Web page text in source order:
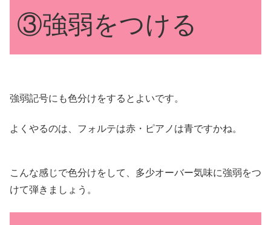
③強弱をつける
強弱記号にも色分けをするとよいです。
よくやるのは、フォルテは赤・ピアノは青ですかね。
こんな感じで色分けをして、多少オーバー気味に強弱をつ
けて弾きましょう。